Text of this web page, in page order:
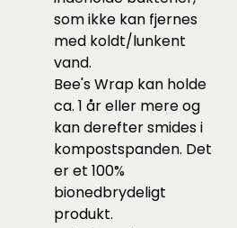
som ikke kan fjernes
med koldt/lunkent
vand.
Bee's Wrap kan holde
ca. 1 år eller mere og
kan derefter smides i
kompostspanden. Det
er et 100%
bionedbrydeligt
produkt.